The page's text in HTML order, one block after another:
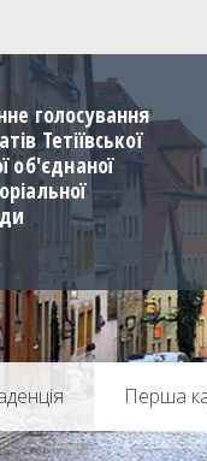
голосування
Тетіївської
об'єднаної
Перша